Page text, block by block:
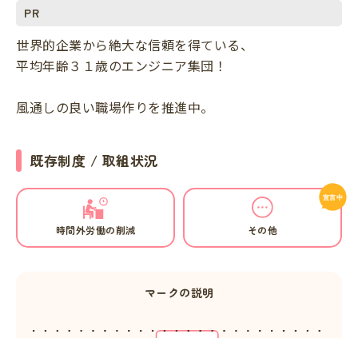
PR
世界的企業から絶大な信頼を得ている、
平均年齢３１歳のエンジニア集団！
風通しの良い職場作りを推進中。
既存制度 / 取組状況
時間外労働の削減 その他
マークの説明